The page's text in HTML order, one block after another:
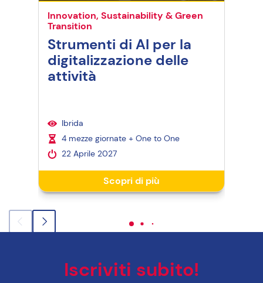
Innovation, Sustainability & Green
Transition
Strumenti di AI per la
digitalizzazione delle
attività
Ibrida
4 mezze giornate + One to One
22 Aprile 2027
Scopri di più
Iscriviti subito!